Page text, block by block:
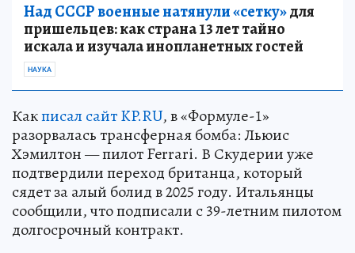
Над СССР военные натянули «сетку»для
пришельцев: как страна 13 лет тайно
искала и изучала инопланетных гостей
НАУКА
Какписал сайт KP.RU, в «Формуле-1»
разорвалась трансферная бомба: Льюис
Хэмилтон — пилот Ferrari. В Скудерии уже
подтвердили переход британца, который
сядет за алый болид в 2025 году. Итальянцы
сообщили, что подписали с 39-летним пилотом
долгосрочный контракт.